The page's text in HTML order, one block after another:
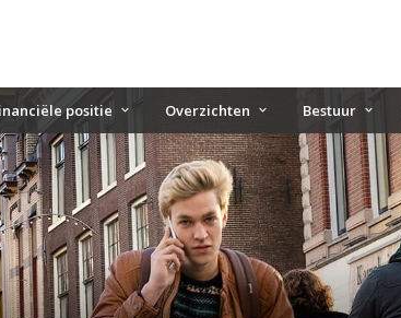
positie Overzichten Bestuur